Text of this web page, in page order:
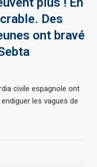
Des
ont bravé
civile espagnole ont
les vagues de